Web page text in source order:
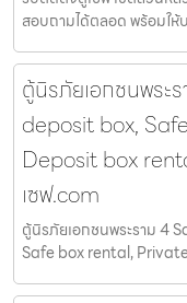
สอบถามได้ตลอด พร้อมใ
ตู้นิรภัยเอกชนพระ
deposit box,
Deposit box
เซฟ.com
ตู้นิรภัยเอกชนพระราม 4
Safe box rental,